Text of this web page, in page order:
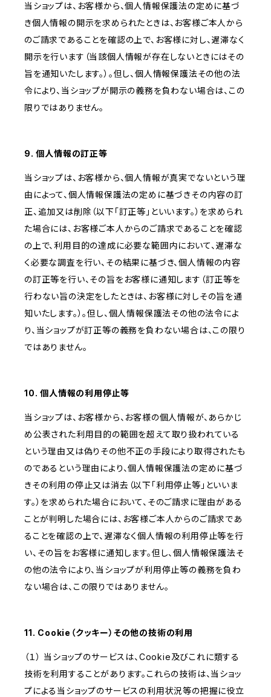
当ショップは、お客様から、個人情報保護法の定めに基づ
き個人情報の開示を求められたときは、お客様ご本人から
のご請求であることを確認の上で、お客様に対し、遅滞なく
開示を行います（当該個人情報が存在しないときにはその
旨を通知いたします。）。但し、個人情報保護法その他の法
令により、当ショップが開示の義務を負わない場合は、この
限りではありません。
9. 個人情報の訂正等
当ショップは、お客様から、個人情報が真実でないという理
由によって、個人情報保護法の定めに基づきその内容の訂
正、追加又は削除（以下「訂正等」といいます。）を求められ
た場合には、お客様ご本人からのご請求であることを確認
の上で、利用目的の達成に必要な範囲内において、遅滞な
く必要な調査を行い、その結果に基づき、個人情報の内容
の訂正等を行い、その旨をお客様に通知します（訂正等を
行わない旨の決定をしたときは、お客様に対しその旨を通
知いたします。）。但し、個人情報保護法その他の法令によ
り、当ショップが訂正等の義務を負わない場合は、この限り
ではありません。
10. 個人情報の利用停止等
当ショップは、お客様から、お客様の個人情報が、あらかじ
め公表された利用目的の範囲を超えて取り扱われている
という理由又は偽りその他不正の手段により取得されたも
のであるという理由により、個人情報保護法の定めに基づ
きその利用の停止又は消去（以下「利用停止等」といいま
す。）を求められた場合において、そのご請求に理由がある
ことが判明した場合には、お客様ご本人からのご請求であ
ることを確認の上で、遅滞なく個人情報の利用停止等を行
い、その旨をお客様に通知します。但し、個人情報保護法そ
の他の法令により、当ショップが利用停止等の義務を負わ
ない場合は、この限りではありません。
11. Cookie（クッキー）その他の技術の利用
（１） 当ショップのサービスは、Cookie及びこれに類する
技術を利用することがあります。これらの技術は、当ショッ
プによる当ショップのサービスの利用状況等の把握に役立